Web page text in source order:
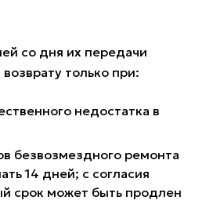
со дня их передачи
только при:
недостатка в
безвозмездного ремонта
14 дней; с согласия
срок может быть продлен